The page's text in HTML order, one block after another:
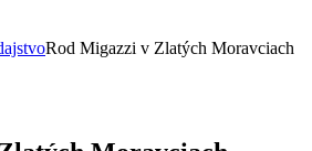
Rod Migazzi v Zlatých Moravciach